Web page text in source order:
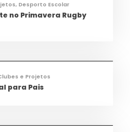
, Desporto Escolar
no Primavera Rugby
e Projetos
para Pais